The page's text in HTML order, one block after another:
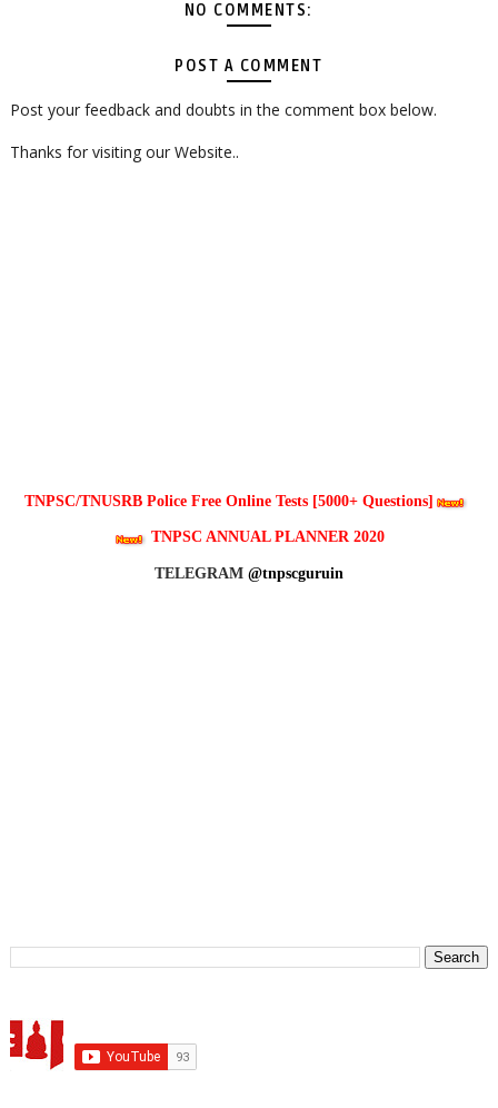
NO COMMENTS:
POST A COMMENT
Post your feedback and doubts in the comment box below.
Thanks for visiting our Website..
TNPSC/TNUSRB Police Free Online Tests [5000+ Questions]
TNPSC ANNUAL PLANNER 2020
TELEGRAM @tnpscguruin